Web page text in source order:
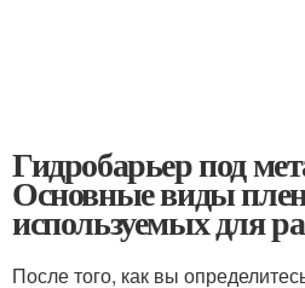
Гидробарьер под
Основные виды
используемых для
После того, как вы